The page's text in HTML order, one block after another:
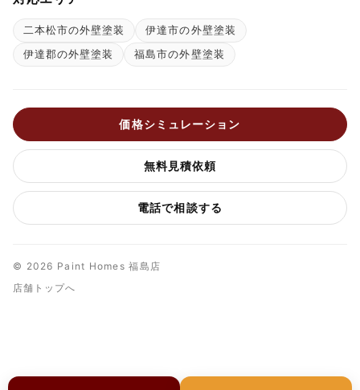
二本松市の外壁塗装
伊達市の外壁塗装
伊達郡の外壁塗装
福島市の外壁塗装
価格シミュレーション
無料見積依頼
電話で相談する
© 2026 Paint Homes 福島店
店舗トップへ